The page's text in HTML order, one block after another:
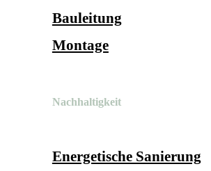
Bauleitung
Montage
Nachhaltigkeit
Energetische Sanierung